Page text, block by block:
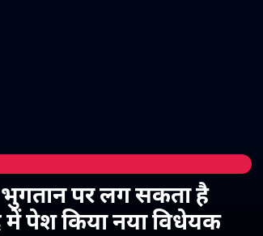
पर लग सकता है
पेश किया नया विधेयक